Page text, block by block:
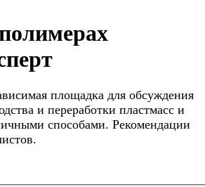
площадка для обсуждения
и переработки пластмасс и
способами. Рекомендации